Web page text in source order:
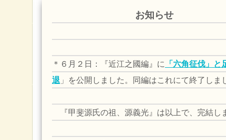
お知らせ
＊６月２日：『近江之國編』 に
「六角征伐」と
退 」を公開しました。同編はこれにて終了しま
『甲斐源氏の祖、源義光』は以上で、完結し